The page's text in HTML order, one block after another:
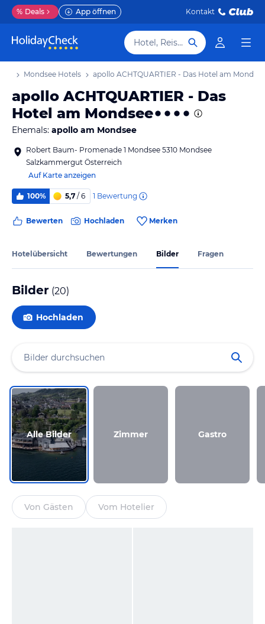
% Deals App öffnen Kontakt
Hotel, Reiseziel
Mondsee Hotels apollo ACHTQUARTIER - Das Hotel am Mondsee
apollo ACHTQUARTIER - Das
Hotel am Mondsee
Ehemals: apollo am Mondsee
Robert Baum- Promenade 1 Mondsee 5310 Mondsee
Salzkammergut Österreich
Auf Karte anzeigen
100% 5,7 / 6 1 Bewertung
Bewerten Hochladen Merken
Hotelübersicht Bewertungen Bilder Fragen
Bilder (20)
Hochladen
Alle Bilder Zimmer Gastro
Von Gästen Vom Hotelier